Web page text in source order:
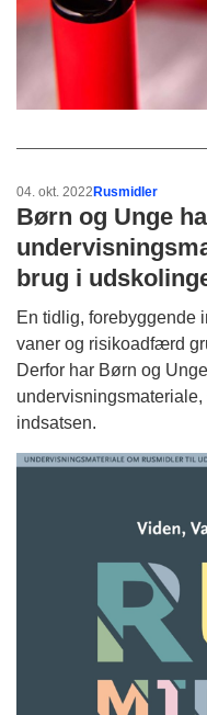
04. okt. 2022Rusmidler
Børn og Unge
brug i
En tidlig, forebyggende
vaner og risikoadfærd
Derfor har Børn og
indsatsen.